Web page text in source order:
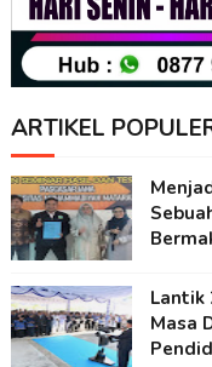
ARTIKEL
Lantik
Masa